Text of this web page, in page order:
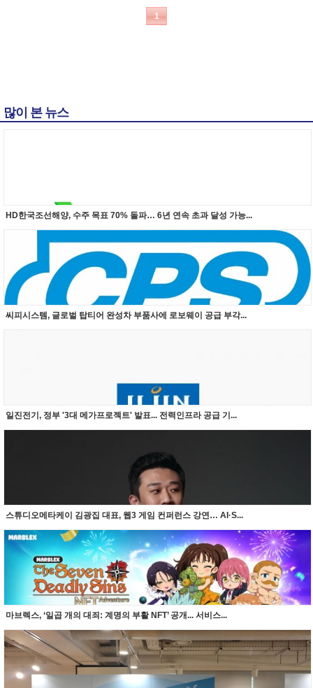
1
많이 본 뉴스
HD한국조선해양, 수주 목표 70% 돌파… 6년 연속 초과 달성 가능...
씨피시스템, 글로벌 탑티어 완성차 부품사에 로보웨이 공급 부각...
일진전기, 정부 '3대 메가프로젝트' 발표... 전력인프라 공급 기...
스튜디오메타케이 김광집 대표, 웹3 게임 컨퍼런스 강연… AI·S...
마브렉스, ‘일곱 개의 대죄: 계명의 부활 NFT’ 공개... 서비스...